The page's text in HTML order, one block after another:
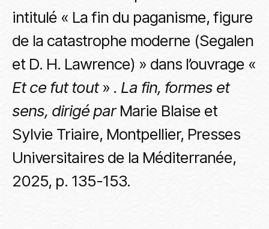
intitulé « La fin du paganisme, figure
de la catastrophe moderne (Segalen
et D. H. Lawrence) » dans l’ouvrage «
Et ce fut tout» . La fin, formes et
sens, dirigé parMarie Blaise et
Sylvie Triaire, Montpellier, Presses
Universitaires de la Méditerranée,
2025, p. 135-153.